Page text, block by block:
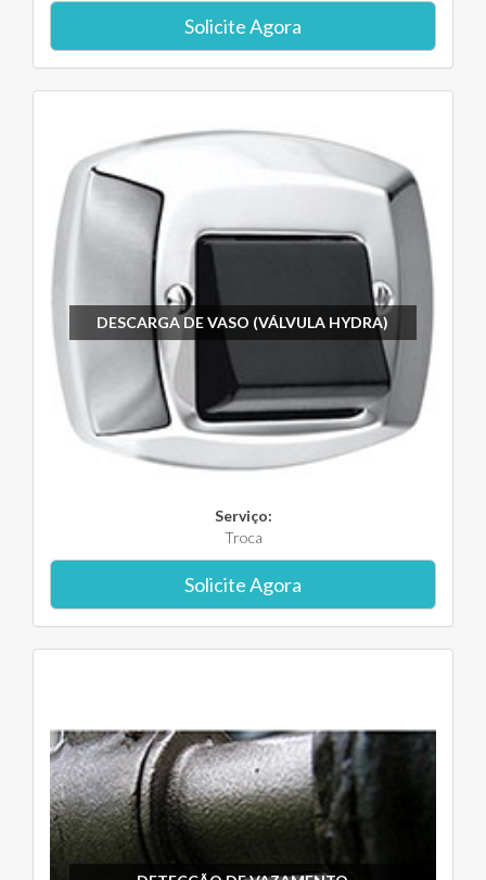
Solicite Agora
DESCARGA DE VASO (VÁLVULA HYDRA)
Serviço:
Troca
Solicite Agora